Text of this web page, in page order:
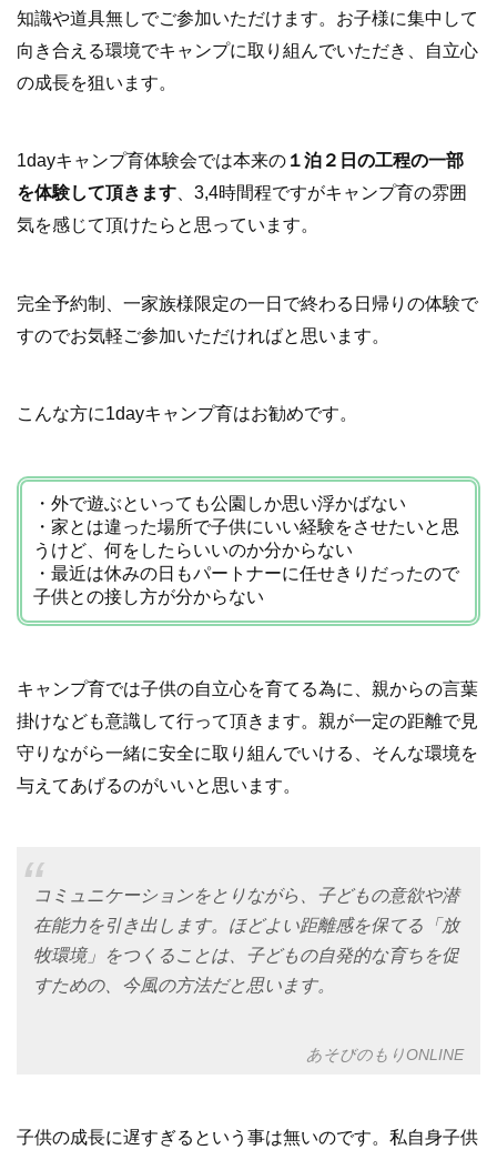
知識や道具無しでご参加いただけます。お子様に集中して
向き合える環境でキャンプに取り組んでいただき、自立心
の成長を狙います。
1dayキャンプ育体験会では本来の １泊２日の工程の一部
を体験して頂きます 、3,4時間程ですがキャンプ育の雰囲
気を感じて頂けたらと思っています。
完全予約制、一家族様限定の一日で終わる日帰りの体験で
すのでお気軽ご参加いただければと思います。
こんな方に1dayキャンプ育はお勧めです。
・外で遊ぶといっても公園しか思い浮かばない
・家とは違った場所で子供にいい経験をさせたいと思
うけど、何をしたらいいのか分からない
・最近は休みの日もパートナーに任せきりだったので
子供との接し方が分からない
キャンプ育では子供の自立心を育てる為に、親からの言葉
掛けなども意識して行って頂きます。親が一定の距離で見
守りながら一緒に安全に取り組んでいける、そんな環境を
与えてあげるのがいいと思います。
コミュニケーションをとりながら、子どもの意欲や潜
在能力を引き出します。ほどよい距離感を保てる「放
牧環境」をつくることは、子どもの自発的な育ちを促
すための、今風の方法だと思います。
あそびのもりONLINE
子供の成長に遅すぎるという事は無いのです。私自身子供